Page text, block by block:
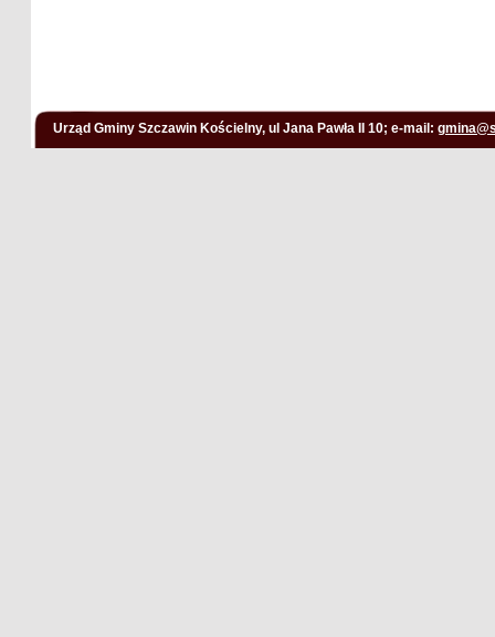
Urząd Gminy Szczawin Kościelny, ul Jana Pawła II 10; e-mail: